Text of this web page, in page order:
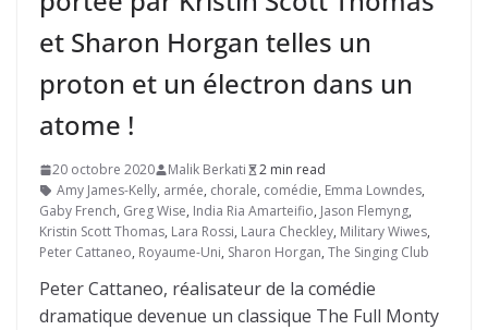
et Sharon Horgan telles un
proton et un électron dans un
atome !
20 octobre 2020 Malik Berkati
2 min read
Amy James-Kelly, armée, chorale, comédie, Emma Lowndes,
Gaby French, Greg Wise, India Ria Amarteifio, Jason Flemyng,
Kristin Scott Thomas, Lara Rossi, Laura Checkley, Military Wiwes,
Peter Cattaneo, Royaume-Uni, Sharon Horgan, The Singing Club
Peter Cattaneo, réalisateur de la comédie
dramatique devenue un classique The Full Monty